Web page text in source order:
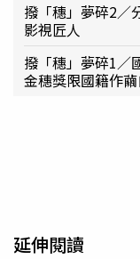
撥「穗」夢碎2
影視匠人
撥「穗」夢碎1
金穗獎限國籍作
延伸閱讀